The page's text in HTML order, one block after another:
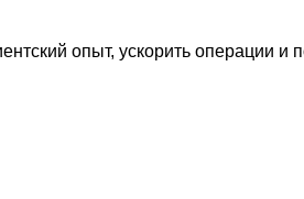
опыт, ускорить операции и